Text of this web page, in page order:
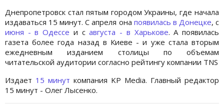
Днепропетровск стал пятым городом Украины, где начала
издаваться 15 минут. С апреля она появилась в Донецке, с
июня - в Одессе и савгуста - в Харькове. А появилась
газета более года назад в Киеве - и уже стала вторым
ежедневным изданием столицы по объемам
читательской аудитории согласно рейтингу компании TNS
Издает 15 минут компания KP Media. Главный редактор
15 минут - Олег Лысенко.